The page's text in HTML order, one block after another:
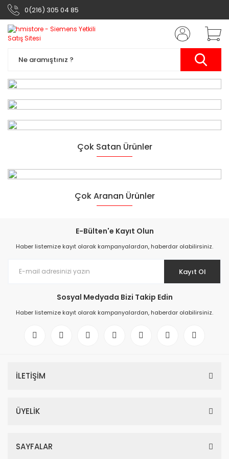
0(216) 305 04 85
Siemens Otomasyon
Ürünleri
Çok Satan Ürünler
6ES7521-1BL00-0AB0 SIMATIC S7-1500, digital input module DI 32x24
Çok Aranan Ürünler
E-Bülten'e Kayıt Olun
Haber listemize kayıt olarak kampanyalardan, haberdar olabilirsiniz.
Kayıt Ol
Sosyal Medyada Bizi Takip Edin
Haber listemize kayıt olarak kampanyalardan, haberdar olabilirsiniz.
İLETİŞİM
ÜYELİK
SAYFALAR